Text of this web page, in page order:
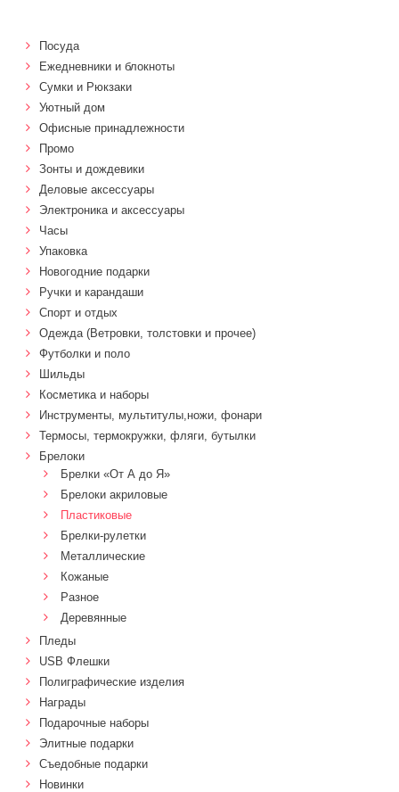
Посуда
Ежедневники и блокноты
Сумки и Рюкзаки
Уютный дом
Офисные принадлежности
Промо
Зонты и дождевики
Деловые аксессуары
Электроника и аксессуары
Часы
Упаковка
Новогодние подарки
Ручки и карандаши
Спорт и отдых
Одежда (Ветровки, толстовки и прочее)
Футболки и поло
Шильды
Косметика и наборы
Инструменты, мультитулы,ножи, фонари
Термосы, термокружки, фляги, бутылки
Брелоки
Брелки «От А до Я»
Брелоки акриловые
Пластиковые
Брелки-рулетки
Металлические
Кожаные
Разное
Деревянные
Пледы
USB Флешки
Полиграфические изделия
Награды
Подарочные наборы
Элитные подарки
Cъедобные подарки
Новинки